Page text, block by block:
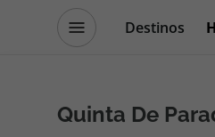
Destinos
Quinta De